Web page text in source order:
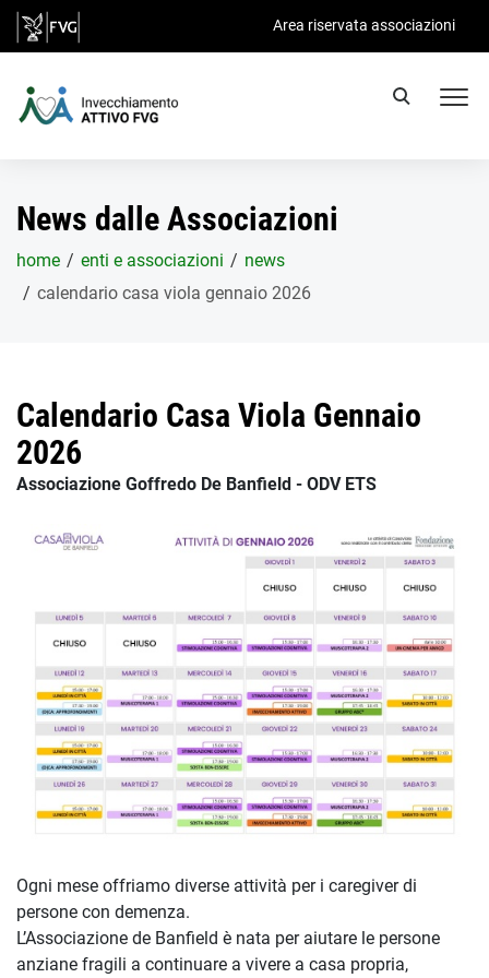
Salta al contenuto principale
Area riservata associazioni
News dalle Associazioni
home enti e associazioni
news
calendario casa viola gennaio 2026
Calendario Casa Viola Gennaio
2026
Associazione Goffredo De Banfield - ODV ETS
Ogni mese offriamo diverse attività per i caregiver di
persone con demenza.
L’Associazione de Banfield è nata per aiutare le persone
anziane fragili a continuare a vivere a casa propria,